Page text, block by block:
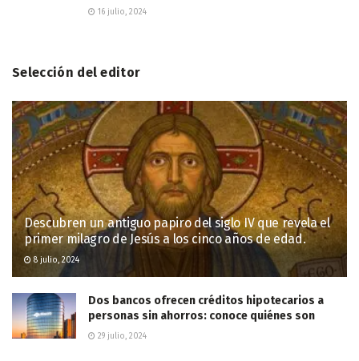
16 julio, 2024
Selección del editor
Descubren un antiguo papiro del siglo IV que revela el
primer milagro de Jesús a los cinco años de edad.
8 julio, 2024
Dos bancos ofrecen créditos hipotecarios a
personas sin ahorros: conoce quiénes son
29 julio, 2024